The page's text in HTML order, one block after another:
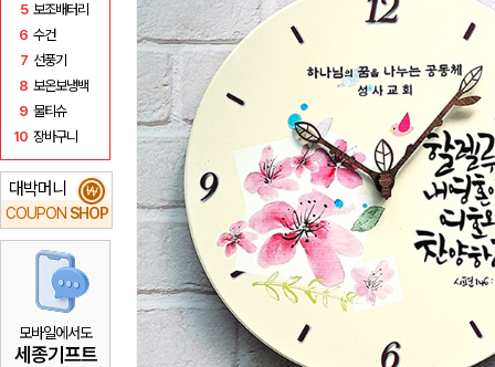
5 보조배터리
6 수건
7 선풍기
8 보온보냉백
9 물티슈
10 장바구니
대박머니
COUPON SHOP
₩
모바일에서도
세종기프트